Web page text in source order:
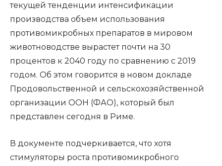
текущей тенденции интенсификации
производства объем использования
противомикробных препаратов в мировом
животноводстве вырастет почти на 30
процентов к 2040 году по сравнению с 2019
годом. Об этом говорится в новом докладе
Продовольственной и сельскохозяйственной
организации ООН (ФАО), который был
представлен сегодня в Риме.
В документе подчеркивается, что хотя
стимуляторы роста противомикробного